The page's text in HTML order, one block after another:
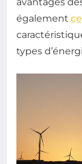
également
types